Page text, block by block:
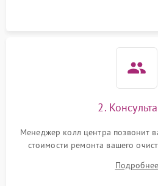
2.
Менеджер колл центра позвонит
стоимости ремонта вашего
Подробнее